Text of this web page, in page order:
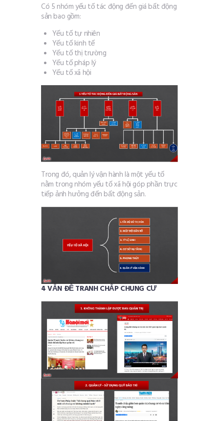
Có 5 nhóm yếu tố tác động đến giá bất động
sản bao gồm:
Yếu tố tự nhiên
Yếu tố kinh tế
Yếu tố thị trường
Yếu tố pháp lý
Yếu tố xã hội
Trong đó, quản lý vận hành là một yếu tố
nằm trong nhóm yếu tố xã hội góp phần trực
tiếp ảnh hưởng đến bất động sản.
4 VẤN ĐỀ TRANH CHẤP CHUNG CƯ